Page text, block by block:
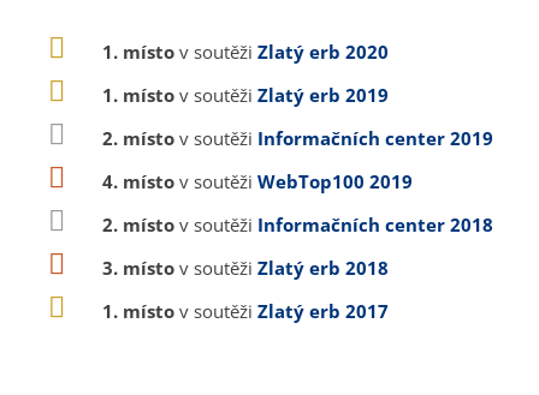
1. místo v soutěži Zlatý erb 2020
1. místo v soutěži Zlatý erb 2019
2. místo v soutěži Informačních center 2019
4. místo v soutěži WebTop100 2019
2. místo v soutěži Informačních center 2018
3. místo v soutěži Zlatý erb 2018
1. místo v soutěži Zlatý erb 2017